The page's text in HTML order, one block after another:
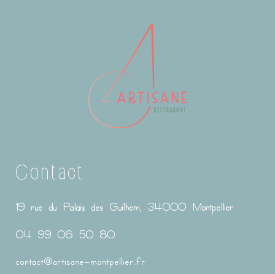
Contact
19 rue du Palais des Guilhem, 34000 Montpellier
04 99 06 50 80
contact@artisane-montpellier.fr